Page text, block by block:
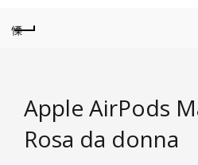
Apple AirPods
Rosa da donna